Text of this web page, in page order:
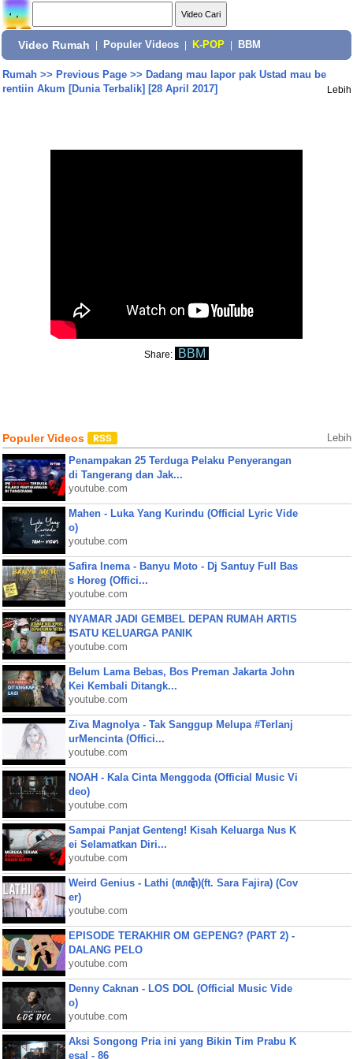
Video Rumah Populer Videos K-POP BBM
Rumah>> Previous Page>> Dadang mau lapor pak Ustad mau be
rentiin Akum [Dunia Terbalik] [28 April 2017]
Lebih
Share: BBM
Populer Videos Lebih
Penampakan 25 Terduga Pelaku Penyerangan
di Tangerang dan Jak...
youtube.com
Mahen - Luka Yang Kurindu (Official Lyric Vide
o)
youtube.com
Safira Inema - Banyu Moto - Dj Santuy Full Bas
s Horeg (Offici...
youtube.com
NYAMAR JADI GEMBEL DEPAN RUMAH ARTIS
❗SATU KELUARGA PANIK
youtube.com
Belum Lama Bebas, Bos Preman Jakarta John
Kei Kembali Ditangk...
youtube.com
Ziva Magnolya - Tak Sanggup Melupa #Terlanj
urMencinta (Offici...
youtube.com
NOAH - Kala Cinta Menggoda (Official Music Vi
deo)
youtube.com
Sampai Panjat Genteng! Kisah Keluarga Nus K
ei Selamatkan Diri...
youtube.com
Weird Genius - Lathi (ꦭꦛꦶ)(ft. Sara Fajira) (Cov
er)
youtube.com
EPISODE TERAKHIR OM GEPENG? (PART 2) -
DALANG PELO
youtube.com
Denny Caknan - LOS DOL (Official Music Vide
o)
youtube.com
Aksi Songong Pria ini yang Bikin Tim Prabu K
esal - 86